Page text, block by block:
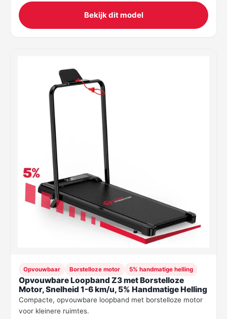
Bekijk dit model
Opvouwbaar Borstelloze motor 5% handmatige helling
Opvouwbare Loopband Z3 met Borstelloze
Motor, Snelheid 1-6 km/u, 5% Handmatige Helling
Compacte, opvouwbare loopband met borstelloze motor
voor kleinere ruimtes.